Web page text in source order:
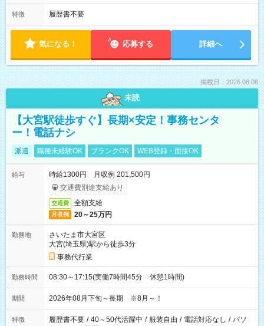
特徴 履歴書不要
気になる！ 応募する 詳細へ
掲載日：2026.08.06
未読
【大宮駅徒歩すぐ】長期×安定！事務センタ
ー！電話ナシ
派遣 職種未経験OK ブランクOK WEB登録・面接OK
給与
時給1300円 月収例 201,500円
交通費別途支給あり
交通費 全額支給
月収例 20～25万円
勤務地
さいたま市大宮区
大宮(埼玉県)駅から徒歩3分
事務代行業
勤務時間 08:30～17:15(実働7時間45分 休憩1時間)
期間 2026年08月下旬～長期 ※8月～！
特徴 履歴書不要 / 40～50代活躍中 / 服装自由 / 電話対応なし / パソ